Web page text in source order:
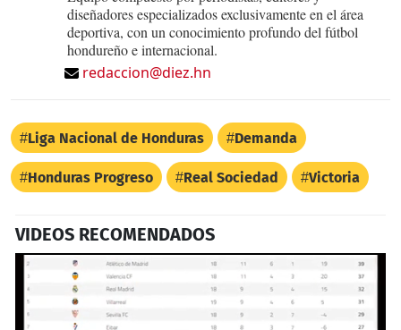
diseñadores especializados exclusivamente en el área
deportiva, con un conocimiento profundo del fútbol
hondureño e internacional.
redaccion@diez.hn
Liga Nacional de Honduras Demanda
Honduras Progreso Real Sociedad Victoria
VIDEOS RECOMENDADOS